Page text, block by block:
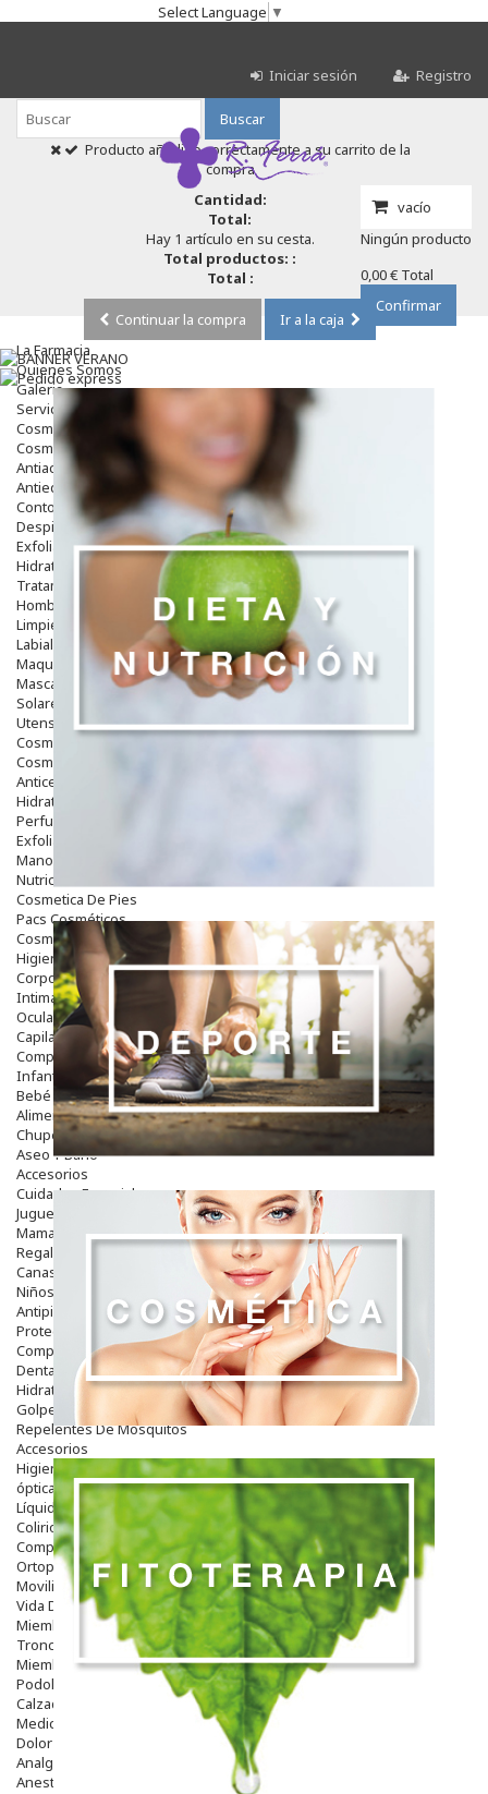
Select Language ▼
Iniciar sesión Registro
Buscar
vacío
Ningún producto
0,00 € Total
Confirmar
Producto añadido correctamente a su carrito de la
compra
Cantidad:
Total:
Hay 1 artículo en su cesta.
Total productos: :
Total :
Continuar la compra
Ir a la caja
La Farmacia
Quienes Somos
Galeria
Servicios
Cosmética
Cosmética Facial
Antiacné
Antiedad
Contorno De Ojos
Despigmentantes
Exfoliantes
Hidratantes
Tratamientos De Noche
Hombre
Limpieza
Labiales
Maquillajes Y Color
Mascarillas
Solares
Utensilios
Cosmética Capilar
Cosmética Corporal
Anticelulíticos
Hidratantes Corporales
Perfumes Y Colonias
Exfoliantes Corporales
Manos Y Uñas
Nutricosmética
Cosmetica De Pies
Pacs Cosméticos
Cosmetica Facial Piel Sensible
Higiene
Corporal
Intima
Ocular
Capilar
Complementos
Infantil
Bebé
Alimentación Y Complementos
Chupetes Y Mordedores
Aseo Y Baño
Accesorios
Cuidados Especiales
Juguetes
Mama
Regalos
Canastilla
Niños
Antipiojos
Protección Solar
Complementos Alimentarios
Dentales
Hidratantes
Golpes Y Hematomas
Repelentes De Mosquitos
Accesorios
Higiene
óptica
Líquidos Lentillas
Colirios
Complementos Alimentarios.
Ortopedia - Accesorios
Movilidad
Vida Diaria
Miembro Superior
Tronco
Miembro Inferior
Podología
Calzado
Medicamentos
Dolor E Inflamación
Analgésicos
Anestésicos